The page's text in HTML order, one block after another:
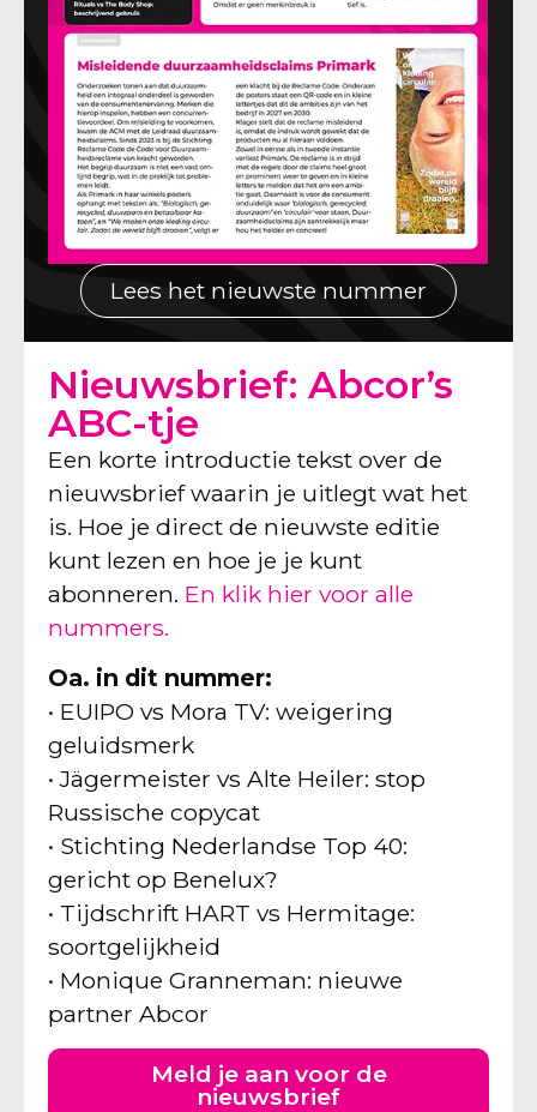
Lees het nieuwste nummer
Nieuwsbrief: Abcor’s
ABC-tje
Een korte introductie tekst over de
nieuwsbrief waarin je uitlegt wat het
is. Hoe je direct de nieuwste editie
kunt lezen en hoe je je kunt
abonneren. En klik hier voor alle
nummers.
Oa. in dit nummer:
• EUIPO vs Mora TV: weigering
geluidsmerk
• Jägermeister vs Alte Heiler: stop
Russische copycat
• Stichting Nederlandse Top 40:
gericht op Benelux?
• Tijdschrift HART vs Hermitage:
soortgelijkheid
• Monique Granneman: nieuwe
partner Abcor
Meld je aan voor de
nieuwsbrief